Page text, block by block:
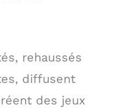
rehaussés
diffusent
des jeux